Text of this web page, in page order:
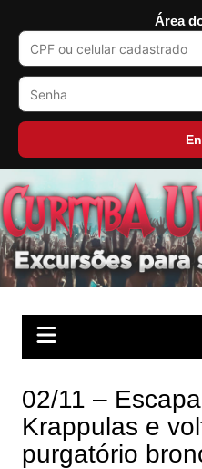
Área
para
o
conteúdo
02/11 –
Krappulas e
purgatório